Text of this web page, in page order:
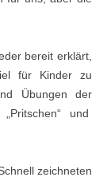
bereit erklärt,
für Kinder zu
Übungen der
und
zeichneten